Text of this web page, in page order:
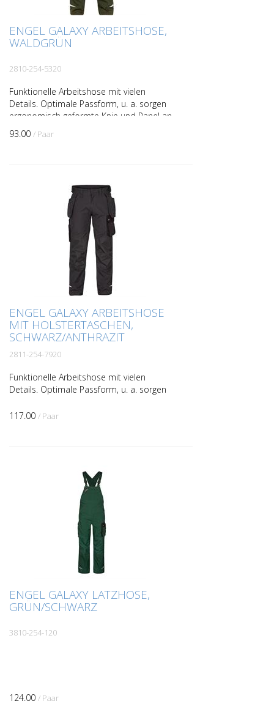
ENGEL GALAXY ARBEITSHOSE,
WALDGRÜN
2810-254-5320
Funktionelle Arbeitshose mit vielen
Details. Optimale Passform, u. a. sorgen
ergonomisch geformte Knie und Panel an
der Innennaht im Schritt für mehr
Bequemlichkeit. Zwei...
93.00 / Paar
ENGEL GALAXY ARBEITSHOSE
MIT HOLSTERTASCHEN,
SCHWARZ/ANTHRAZIT
2811-254-7920
Funktionelle Arbeitshose mit vielen
Details. Optimale Passform, u. a. sorgen
der Innennaht im Schritt für mehr
117.00 / Paar
ENGEL GALAXY LATZHOSE,
GRÜN/SCHWARZ
3810-254-120
124.00 / Paar